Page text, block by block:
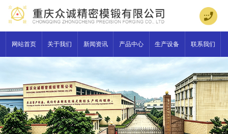
网站首页 关于我们 新闻资讯 产品中心 生产设备 联系我们